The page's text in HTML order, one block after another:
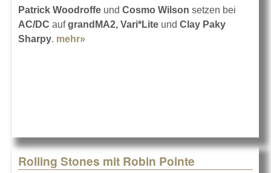
Patrick Woodroffe und Cosmo Wilson setzen bei
AC/DC aufgrandMA2, Vari*Lite und Clay Paky
Sharpy. mehr»
Rolling Stones mit Robin Pointe